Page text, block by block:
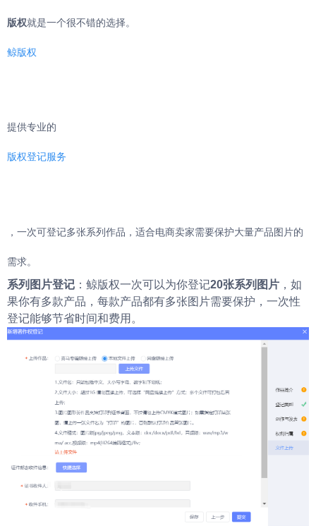
版权就是一个很不错的选择。
鲸版权
提供专业的
版权登记服务
，一次可登记多张系列作品，适合电商卖家需要保护大量产品图片的
需求。
系列图片登记 ：鲸版权一次可以为你登记20张系列图片 ，如
果你有多款产品，每款产品都有多张图片需要保护，一次性
登记能够节省时间和费用。